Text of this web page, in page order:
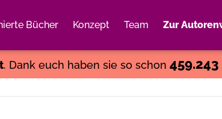
Bücher Konzept Team Zur
. Dank euch haben sie so schon